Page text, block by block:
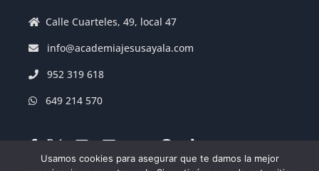
Calle Cuarteles, 49, local 47
info@academiajesusayala.com
952 319 618
649 214 570
Usamos cookies para asegurar que te damos la mejor